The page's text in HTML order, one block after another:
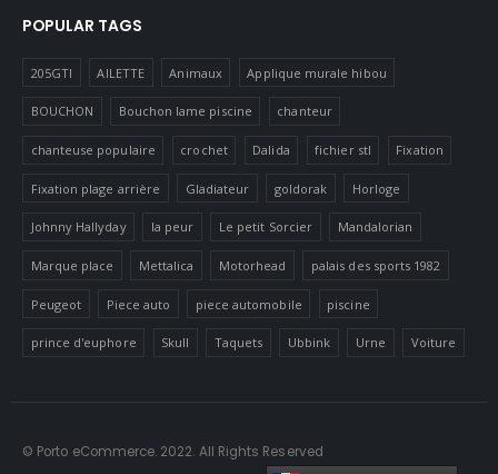
POPULAR TAGS
205GTI AILETTE Animaux Applique murale hibou
BOUCHON Bouchon lame piscine chanteur
chanteuse populaire crochet Dalida fichier stl Fixation
Fixation plage arrière Gladiateur goldorak Horloge
Johnny Hallyday la peur Le petit Sorcier Mandalorian
Marque place Mettalica Motorhead palais des sports 1982
Peugeot Piece auto piece automobile piscine
prince d'euphore Skull Taquets Ubbink Urne Voiture
© Porto eCommerce. 2022. All Rights Reserved